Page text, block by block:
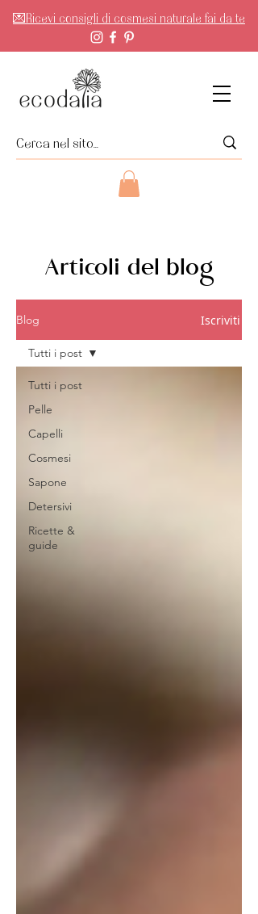
💌Ricevi consigli di cosmesi naturale fai da te
Articoli del blog
Blog Iscriviti
Tutti i post
Pelle
Capelli
Cosmesi
Sapone
Detersivi
Ricette &
guide
Tutti i post